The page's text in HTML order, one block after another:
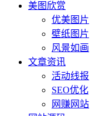
美图欣赏
优美图片
壁纸图片
风景如画
文章资讯
活动线报
SEO优化
网赚网站